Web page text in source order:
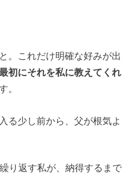
。これだけ明確な好みが出
最初にそれを私に教えてくれ
。
る少し前から、父が根気よ
り返す私が、納得するまで